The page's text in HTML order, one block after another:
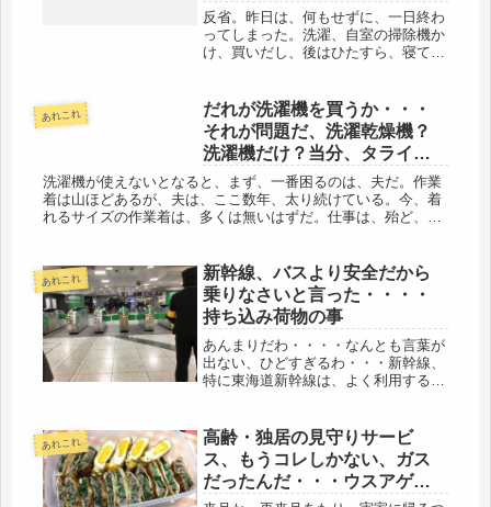
反省。昨日は、何もせずに、一日終わ
ってしまった。洗濯、自室の掃除機か
け、買いだし、後はひたすら、寝てま
昼でさえも、食べた途端だもの
ね・・・(ーー;)とりあえず、寝てしま
うの...
あれこれ
だれが洗濯機を買うか・・・
それが問題だ、洗濯乾燥機？
洗濯機だけ？当分、タライ生
活です。
洗濯機が使えないとなると、まず、一番困るのは、夫だ。作業
着は山ほどあるが、夫は、ここ数年、太り続けている。今、着
れるサイズの作業着は、多くは無いはずだ。仕事は、殆ど、従
あれこれ
新幹線、バスより安全だから
乗りなさいと言った・・・・
持ち込み荷物の事
あんまりだわ・・・・なんとも言葉が
出ない、ひどすぎるわ・・・新幹線、
特に東海道新幹線は、よく利用する。
いなと思うと同時に、それより、正義
心で犯人を阻止しようとして、お亡く
な...
あれこれ
高齢・独居の見守りサービ
ス、もうコレしかない、ガス
だったんだ・・・ウスアゲ餃
子